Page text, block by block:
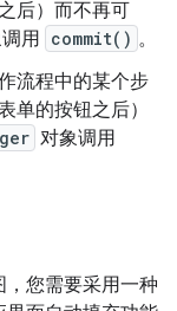
后）而不再可
用 commit() 。
流程中的某个步
单的按钮之后）
对象调用
您需要采用一种